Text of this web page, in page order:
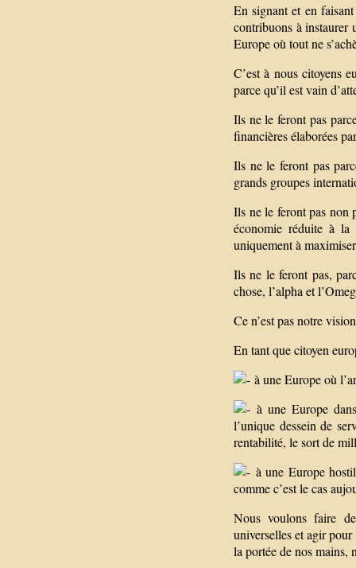
En signant et en
contribuons à instaurer
Europe où tout ne
C’est à nous citoyens
parce qu’il est vain
Ils ne le feront pas
financières élaborées
Ils ne le feront pas
grands groupes
Ils ne le feront pas non
économie réduite à la
uniquement à
Ils ne le feront pas,
chose, l’alpha et
Ce n’est pas notre
En tant que citoyen
à une Europe où
à une Europe
l’unique dessein de
rentabilité, le sort de
à une Europe
comme c’est le cas
Nous voulons faire
universelles et agir
la portée de nos mains,